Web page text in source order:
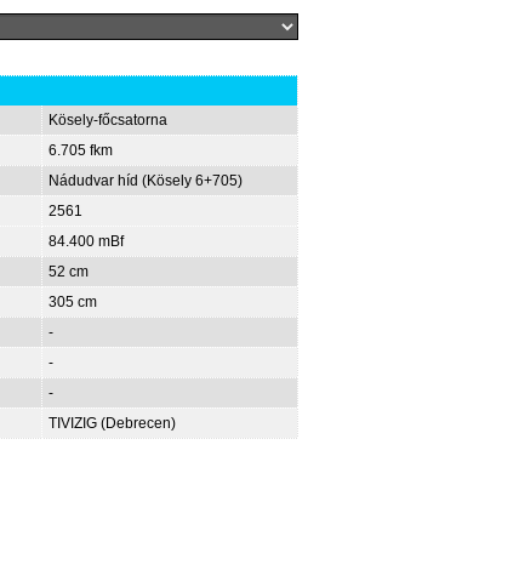
Kösely-főcsatorna
6.705 fkm
Nádudvar híd (Kösely 6+705)
2561
84.400 mBf
52 cm
305 cm
-
-
-
TIVIZIG (Debrecen)